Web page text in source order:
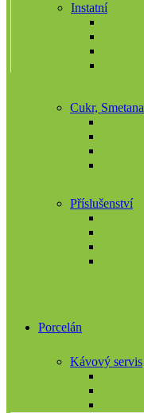
Instatní
Cukr, Smetana
Příslušenství
Porcelán
Kávový servis